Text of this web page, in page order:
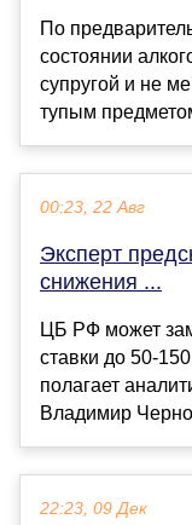
По
состоянии
супругой и не
тупым
00:23, 22 Авг
Эксперт
снижения ...
ЦБ РФ может
ставки до 50-
полагает
Владимир
22:23, 09 Дек